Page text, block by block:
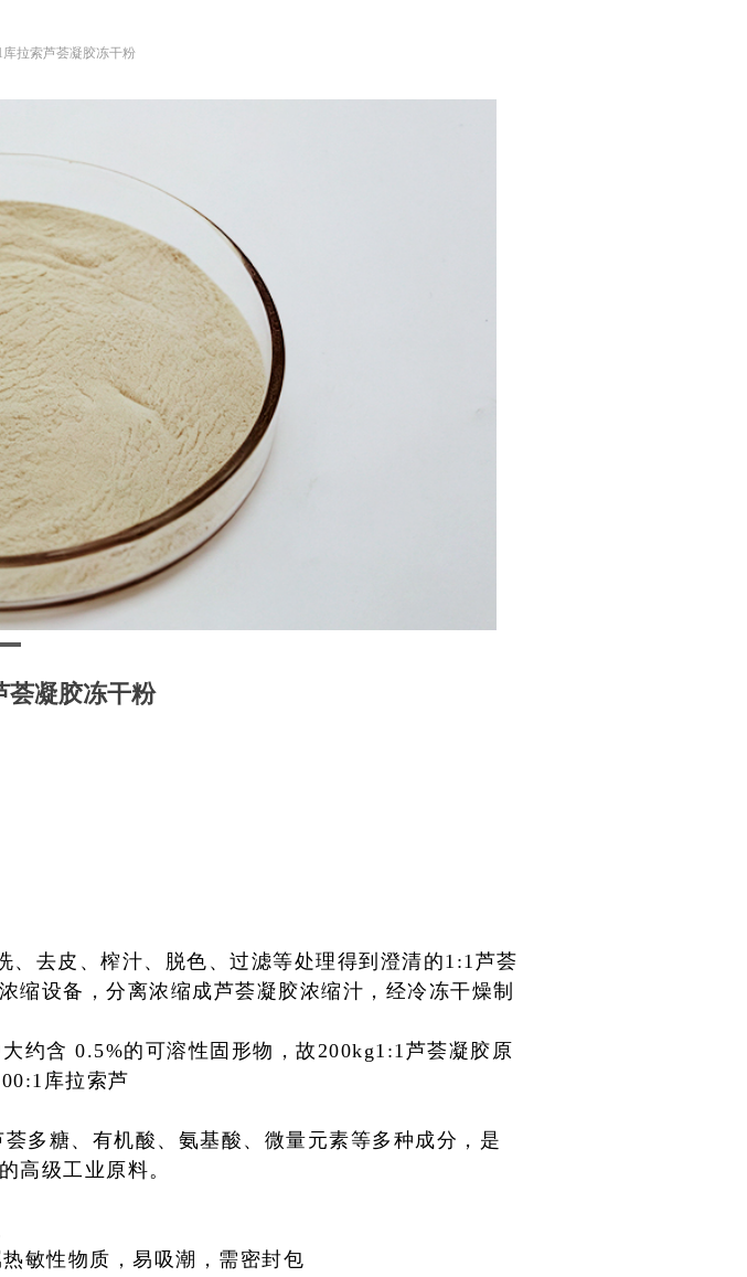
库拉索芦荟凝胶冻干粉
荟凝胶冻干粉
、去皮、榨汁、脱色、过滤等处理得到澄清的1:1芦荟
缩设备，分离浓缩成芦荟凝胶浓缩汁，经冷冻干燥制
约含 0.5%的可溶性固形物，故200kg1:1芦荟凝胶原
库拉索芦
多糖、有机酸、氨基酸、微量元素等多种成分，是
高级工业原料。
敏性物质，易吸潮，需密封包